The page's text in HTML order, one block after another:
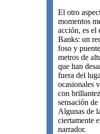
El otro
momentos
acción, es el
Banks: un
foso y
metros de
que han
fuera del
ocasionales
con
sensación
Algunas de
ciertamente
narrador.